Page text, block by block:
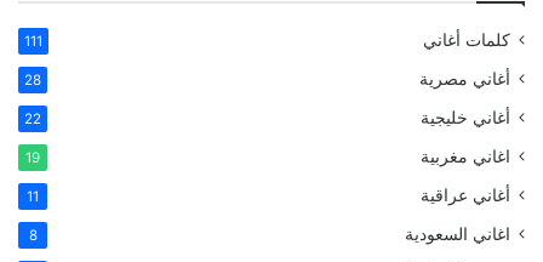
كلمات أغاني 111
أغاني مصرية 28
أغاني خليجية 22
اغاني مغربية 19
أغاني عراقية 11
اغاني السعودية 8